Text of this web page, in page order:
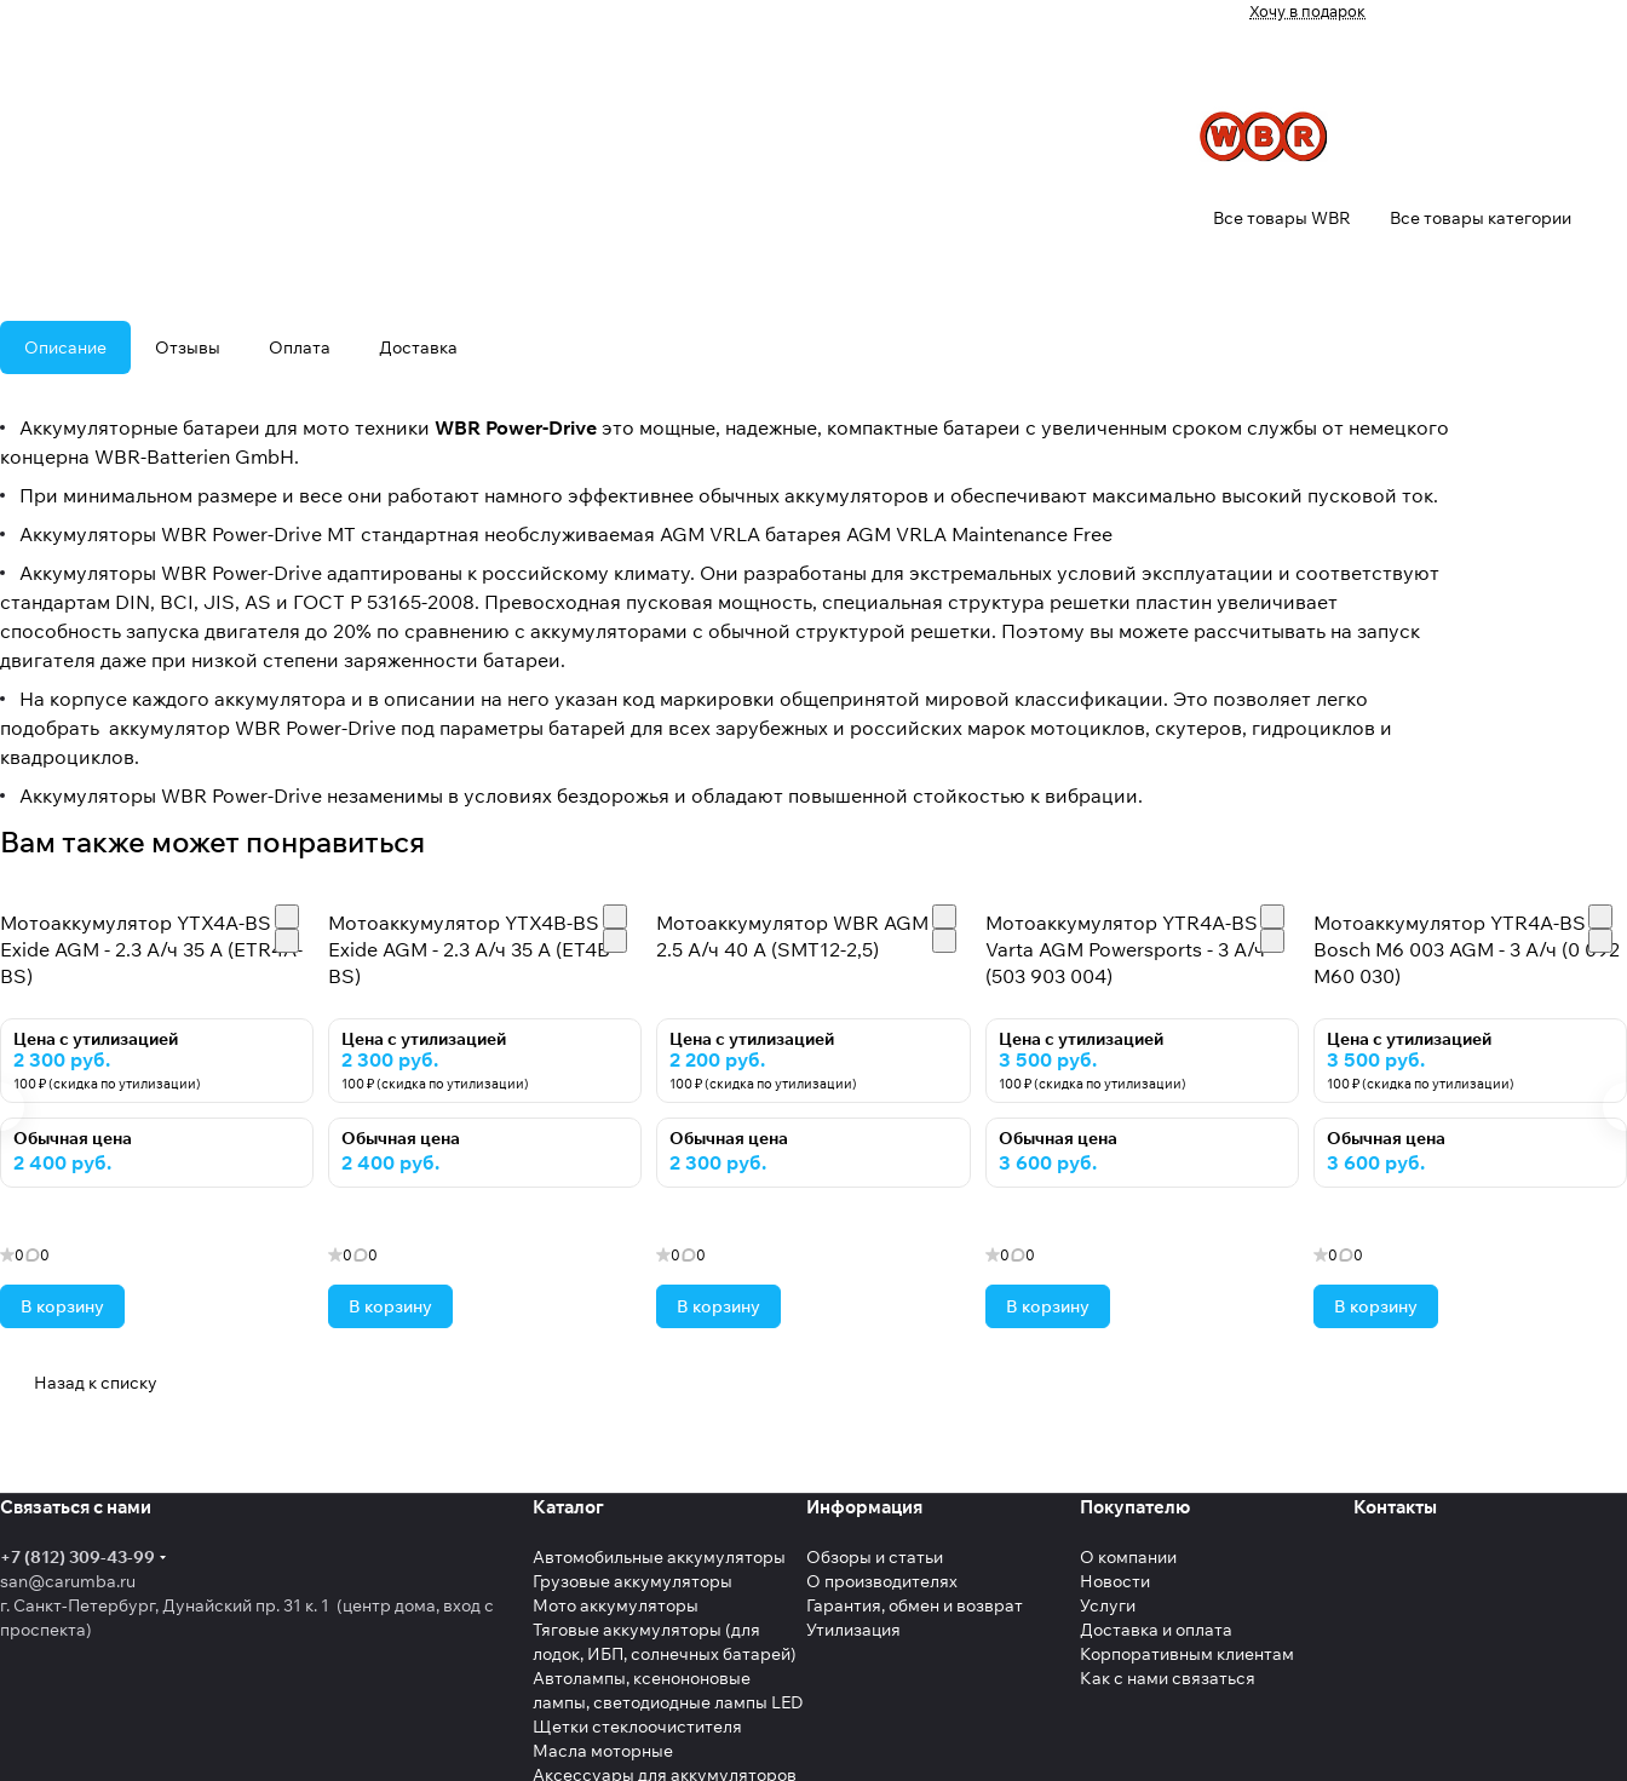
Хочу в подарок
Все товары WBR Все товары категории
Описание Отзывы Оплата Доставка
Аккумуляторные батареи для мото техники WBR Power-Drive это мощные, надежные, компактные батареи с увеличенным сроком службы от немецкого
концерна WBR-Batterien GmbH.
При минимальном размере и весе они работают намного эффективнее обычных аккумуляторов и обеспечивают максимально высокий пусковой ток.
Аккумуляторы WBR Power-Drive МТ стандартная необслуживаемая AGM VRLA батарея AGM VRLA Maintenance Free
Аккумуляторы WBR Power-Drive адаптированы к российскому климату. Они разработаны для экстремальных условий эксплуатации и соответствуют
стандартам DIN, BCI, JIS, AS и ГОСТ Р 53165-2008. Превосходная пусковая мощность, специальная структура решетки пластин увеличивает
способность запуска двигателя до 20% по сравнению с аккумуляторами с обычной структурой решетки. Поэтому вы можете рассчитывать на запуск
двигателя даже при низкой степени заряженности батареи.
На корпусе каждого аккумулятора и в описании на него указан код маркировки общепринятой мировой классификации. Это позволяет легко
подобрать аккумулятор WBR Power-Drive под параметры батарей для всех зарубежных и российских марок мотоциклов, скутеров, гидроциклов и
квадроциклов.
Аккумуляторы WBR Power-Drive незаменимы в условиях бездорожья и обладают повышенной стойкостью к вибрации.
Вам также может понравиться
Мотоаккумулятор YTX4A-BS
Exide AGM - 2.3 А/ч 35 А (ETR4A-
BS)
Цена с утилизацией
2 300 руб.
100 ₽ (скидка по утилизации)
Обычная цена
2 400 руб.
0 0
В корзину
Мотоаккумулятор YTX4B-BS
Exide AGM - 2.3 А/ч 35 А (ET4B-
BS)
Цена с утилизацией
2 300 руб.
100 ₽ (скидка по утилизации)
Обычная цена
2 400 руб.
0 0
В корзину
Мотоаккумулятор WBR AGM -
2.5 А/ч 40 А (SMT12-2,5)
Цена с утилизацией
2 200 руб.
100 ₽ (скидка по утилизации)
Обычная цена
2 300 руб.
0 0
В корзину
Мотоаккумулятор YTR4A-BS
Varta AGM Powersports - 3 А/ч
(503 903 004)
Цена с утилизацией
3 500 руб.
100 ₽ (скидка по утилизации)
Обычная цена
3 600 руб.
0 0
В корзину
Мотоаккумулятор YTR4A-BS
Bosch M6 003 AGM - 3 А/ч (0 092
M60 030)
Цена с утилизацией
3 500 руб.
100 ₽ (скидка по утилизации)
Обычная цена
3 600 руб.
0 0
В корзину
Назад к списку
Связаться с нами
+7 (812) 309-43-99
san@carumba.ru
г. Санкт-Петербург, Дунайский пр. 31 к. 1 (центр дома, вход с
проспекта)
Каталог
Автомобильные аккумуляторы
Грузовые аккумуляторы
Мото аккумуляторы
Тяговые аккумуляторы (для
лодок, ИБП, солнечных батарей)
Автолампы, ксенононовые
лампы, светодиодные лампы LED
Щетки стеклоочистителя
Масла моторные
Аксессуары для аккумуляторов
Информация
Обзоры и статьи
О производителях
Гарантия, обмен и возврат
Утилизация
Покупателю
О компании
Новости
Услуги
Доставка и оплата
Корпоративным клиентам
Как с нами связаться
Контакты